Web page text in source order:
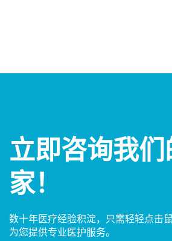
立即咨询我们
家！
数十年医疗经验积淀，只需轻轻点击
为您提供专业医护服务。